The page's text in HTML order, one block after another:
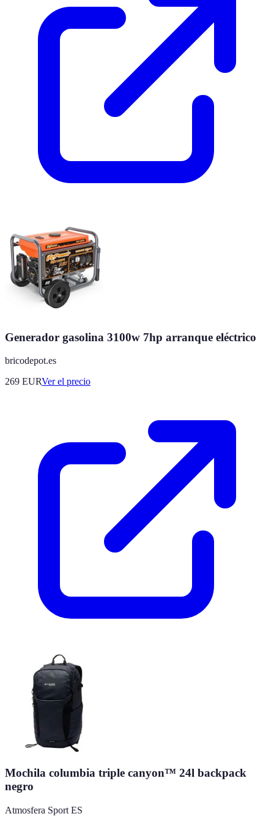
Generador gasolina 3100w 7hp arranque eléctrico
bricodepot.es
269 EURVer el precio
Mochila columbia triple canyon™ 24l backpack
negro
Atmosfera Sport ES